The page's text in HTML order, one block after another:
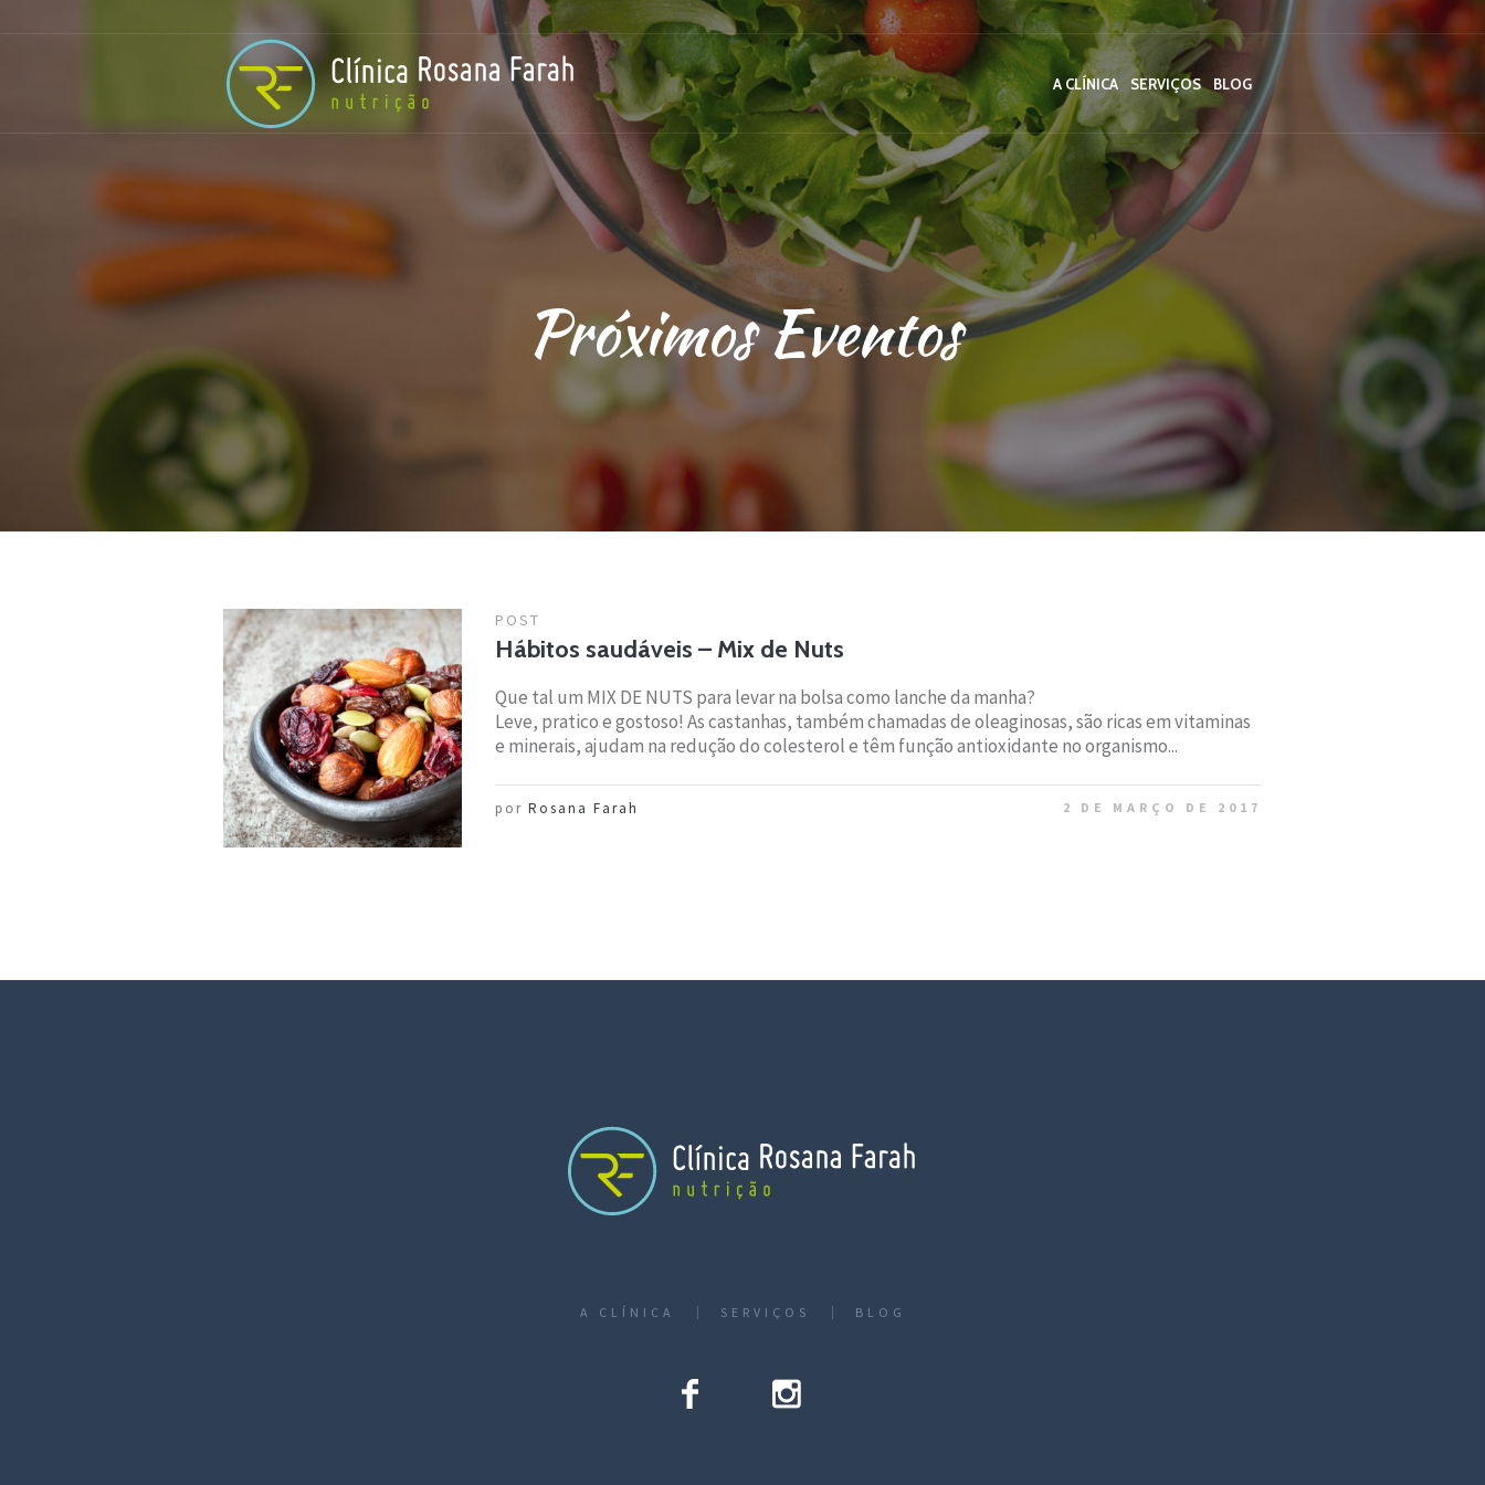
A CLÍNICA SERVIÇOS BLOG
Próximos Eventos
POST
Hábitos saudáveis – Mix de Nuts
Que tal um MIX DE NUTS para levar na bolsa como lanche da manha?
Leve, pratico e gostoso! As castanhas, também chamadas de oleaginosas, são ricas em vitaminas
e minerais, ajudam na redução do colesterol e têm função antioxidante no organismo...
porRosana Farah 2 DE MARÇO DE 2017
A CLÍNICA SERVIÇOS BLOG